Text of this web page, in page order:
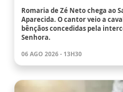
Romaria de Zé Neto chega ao
Aparecida. O cantor veio a
bênçãos concedidas pela
Senhora.
06 AGO 2026 - 13H30